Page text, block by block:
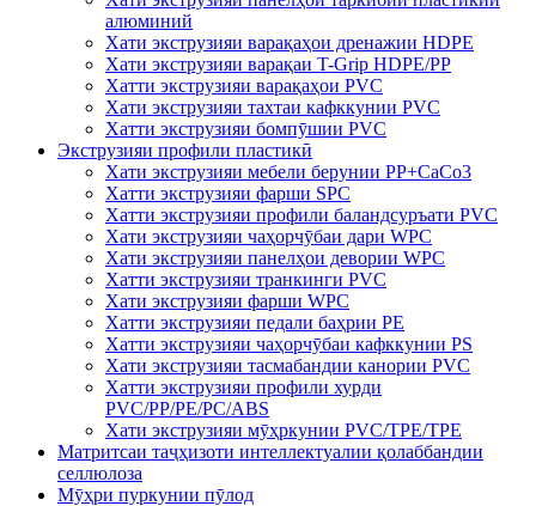
алюминий
Хати экструзияи варақаҳои дренажии HDPE
Хати экструзияи варақаи T-Grip HDPE/PP
Хатти экструзияи варақаҳои PVC
Хати экструзияи тахтаи кафккунии PVC
Хатти экструзияи бомпӯшии PVC
Экструзияи профили пластикӣ
Хати экструзияи мебели берунии PP+CaCo3
Хатти экструзияи фарши SPC
Хатти экструзияи профили баландсуръати PVC
Хати экструзияи чаҳорчӯбаи дари WPC
Хати экструзияи панелҳои девории WPC
Хатти экструзияи транкинги PVC
Хати экструзияи фарши WPC
Хатти экструзияи педали баҳрии PE
Хатти экструзияи чаҳорчӯбаи кафккунии PS
Хати экструзияи тасмабандии канории PVC
Хатти экструзияи профили хурди
PVC/PP/PE/PC/ABS
Хати экструзияи мӯҳркунии PVC/TPE/TPE
Матритсаи таҷҳизоти интеллектуалии қолаббандии
селлюлоза
Мӯҳри пуркунии пӯлод